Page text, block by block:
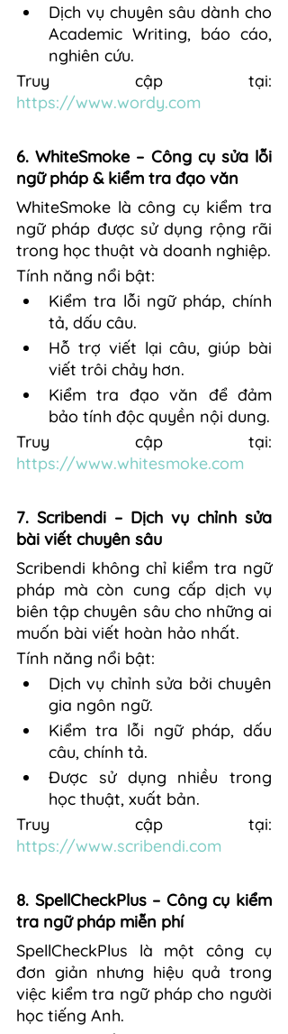
Dịch vụ chuyên sâu dành cho
Academic Writing, báo cáo,
nghiên cứu.
https://www.wordy.com
6. WhiteSmoke – Công cụ sửa lỗi
ngữ pháp & kiểm tra đạo văn
WhiteSmoke là công cụ kiểm tra
ngữ pháp được sử dụng rộng rãi
trong học thuật và doanh nghiệp.
Tính năng nổi bật:
Kiểm tra lỗi ngữ pháp, chính
tả, dấu câu.
Hỗ trợ viết lại câu, giúp bài
viết trôi chảy hơn.
Kiểm tra đạo văn để đảm
bảo tính độc quyền nội dung.
https://www.whitesmoke.com
7. Scribendi – Dịch vụ chỉnh sửa
bài viết chuyên sâu
Scribendi không chỉ kiểm tra ngữ
pháp mà còn cung cấp dịch vụ
biên tập chuyên sâu cho những ai
muốn bài viết hoàn hảo nhất.
Tính năng nổi bật:
Dịch vụ chỉnh sửa bởi chuyên
gia ngôn ngữ.
Kiểm tra lỗi ngữ pháp, dấu
câu, chính tả.
Được sử dụng nhiều trong
học thuật, xuất bản.
https://www.scribendi.com
8. SpellCheckPlus – Công cụ kiểm
tra ngữ pháp miễn phí
SpellCheckPlus là một công cụ
đơn giản nhưng hiệu quả trong
việc kiểm tra ngữ pháp cho người
học tiếng Anh.